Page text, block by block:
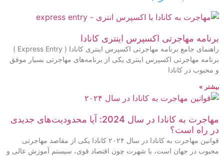
مهاجرتی اکسپرس اینتری کانادا
راهنمای جامع برنامه مهاجرتی اکسپرس اینتری کانادا ( Express Entry )
مهاجرتی اکسپرس اینتری یکی از برنامه‌های مهاجرتی بسیار موفق
در کانادا
»
مهاجرت به کانادا در سال 2024: آیا محدودیت‌های جدیدی
راه است؟
قوانین مهاجرت به کانادا در سال ۲۰۲۴ کانادا یکی از مقاصد مهاجرتی
در جهان است، با شهرت چون اقتصاد قوی، سیستم آموزش عالی و